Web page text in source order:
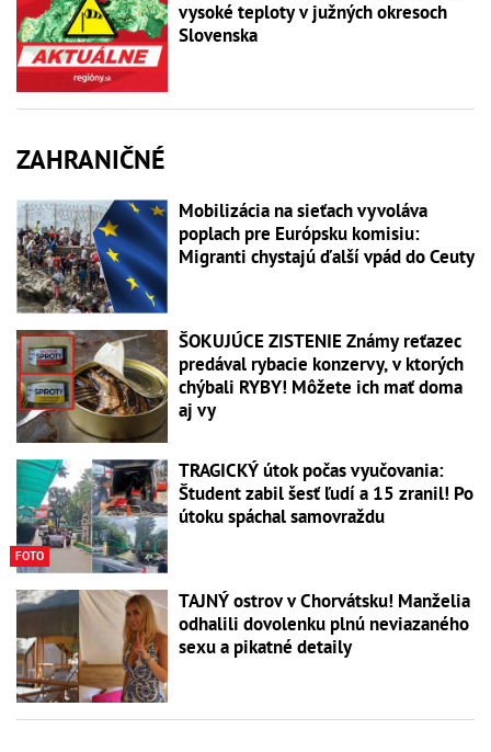
vysoké teploty v južných okresoch
Slovenska
ZAHRANIČNÉ
Mobilizácia na sieťach vyvoláva
poplach pre Európsku komisiu:
Migranti chystajú ďalší vpád do Ceuty
ŠOKUJÚCE ZISTENIE Známy reťazec
predával rybacie konzervy, v ktorých
chýbali RYBY! Môžete ich mať doma
aj vy
FOTO
TRAGICKÝ útok počas vyučovania:
Študent zabil šesť ľudí a 15 zranil! Po
útoku spáchal samovraždu
TAJNÝ ostrov v Chorvátsku! Manželia
odhalili dovolenku plnú neviazaného
sexu a pikatné detaily